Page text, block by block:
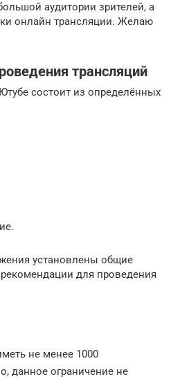
аудитории зрителей, а
онлайн трансляции. Желаю
трансляций
состоит из определённых
установлены общие
для проведения
не менее 1000
данное ограничение не